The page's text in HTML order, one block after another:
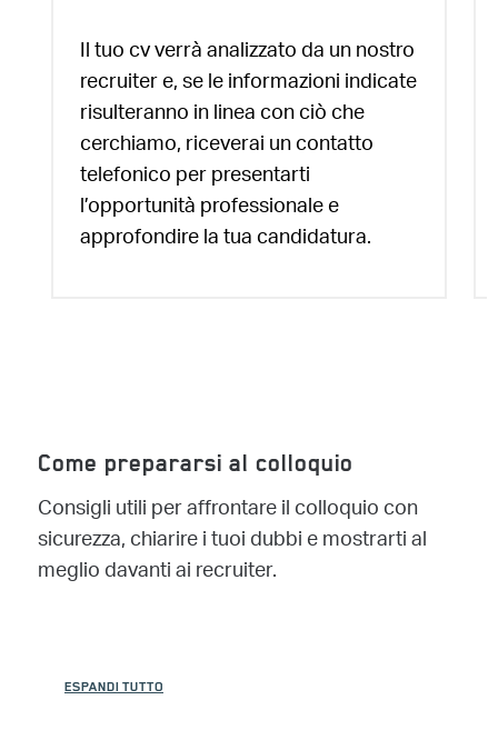
Il tuo cv verrà analizzato da un nostro
recruiter e, se le informazioni indicate
risulteranno in linea con ciò che
cerchiamo, riceverai un contatto
telefonico per presentarti
l’opportunità professionale e
approfondire la tua candidatura.
Come prepararsi al colloquio
Consigli utili per affrontare il colloquio con
sicurezza, chiarire i tuoi dubbi e mostrarti al
meglio davanti ai recruiter.
ESPANDI TUTTO